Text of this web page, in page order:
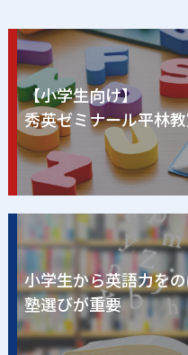
【小学生向け】
秀英ゼミナール平林
小学生から英語力を
塾選びが重要